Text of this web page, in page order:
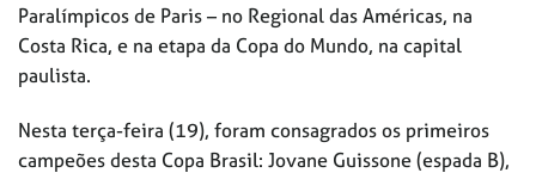
Paralímpicos de Paris – no Regional das Américas, na
Costa Rica, e na etapa da Copa do Mundo, na capital
paulista.
Nesta terça-feira (19), foram consagrados os primeiros
campeões desta Copa Brasil: Jovane Guissone (espada B),